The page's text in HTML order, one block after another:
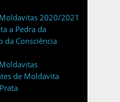
2020/2021
a Pedra da
da Consciência
de Moldavita